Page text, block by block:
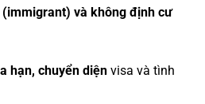
và không định cư
hạn, chuyển diệnvisa và tình